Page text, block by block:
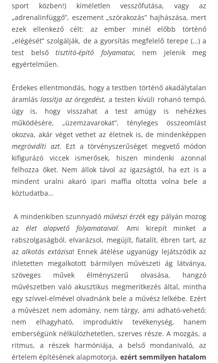
sport közben!) kíméletlen vesszőfutása, vagy az
„adrenalinfüggő”, eszement „szórakozás” hajhászása, mert
ezek ellenkező célt: az ember minél előbb történő
„elégését” szolgálják, de a gyorsítás megfelelő terepe (…) a
test belső tisztító-építő folyamatai, nem jelenik meg
egyértelműen.
Érdekes ellentmondás, hogy a testben történő akadálytalan
áramláslassítja az öregedést, a testen kívüli rohanó tempó,
úgy is, hogy visszahat a test amúgy is nehézkes
működésére, „üzemzavarokat”, tényleges összeomlást
okozva, akár véget vethet az életnek is, de mindenképpen
megrövidíti azt. Ezt a törvényszerűséget megvető módon
kifigurázó viccek ismerősek, hiszen mindenki azonnal
felhozza őket. Nem állok távol az igazságtól, ha ezt is a
mindent uralni akaró ipari maffia oltotta volna bele a
köztudatba…
A mindenkiben szunnyadó művészi érzékegy pályán mozog
az élet alapvető folyamataival.
Ami kirepít minket a
rabszolgaságból, elvarázsol, megújít, fiatalít, ébren tart, az
azalkotás extázisa! Ennek átélése ugyanúgy lejátszódik az
ihletetten megalkotott bármilyen művészeti ág látványa,
szöveges művek élményszerű olvasása, hangzó
művészetben való akusztikus megmerítkezés által, mintha
egy szívvel-elmével olvadnánk bele a művész lelkébe. Ezért
a művészet nem adomány, nem tárgy, ami adható-vehető;
nem elhagyható, improduktív tevékenység, hanem
emberségünk nélkülözhetetlen, szerves része. A mozgás, a
ritmus, a részek harmóniája, a belső mondanivaló, az
értelem építésének alapmotorja, ezért semmilyen hatalom